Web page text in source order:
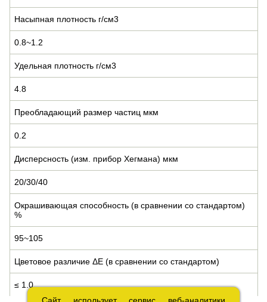
Насыпная плотность г/см3
0.8~1.2
Удельная плотность г/см3
4.8
Преобладающий размер частиц мкм
0.2
Дисперсность (изм. прибор Хегмана) мкм
20/30/40
Окрашивающая способность (в сравнении со стандартом)
%
95~105
Цветовое различие ΔE (в сравнении со стандартом)
≤ 1.0